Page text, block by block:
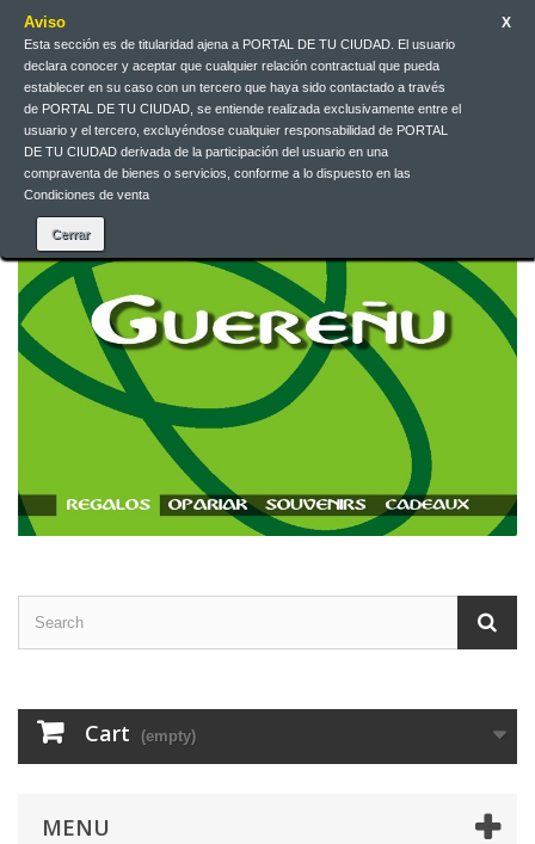
Aviso
Esta sección es de titularidad ajena a PORTAL DE TU CIUDAD. El usuario
declara conocer y aceptar que cualquier relación contractual que pueda
establecer en su caso con un tercero que haya sido contactado a través
de PORTAL DE TU CIUDAD, se entiende realizada exclusivamente entre el
usuario y el tercero, excluyéndose cualquier responsabilidad de PORTAL
DE TU CIUDAD derivada de la participación del usuario en una
compraventa de bienes o servicios, conforme a lo dispuesto en las
Condiciones de venta
X
EUR
English
Contact us
Cart (empty)
MENU